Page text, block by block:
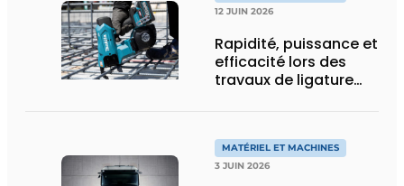
12 JUIN 2026
Rapidité, puissance et
efficacité lors des
travaux de ligature
MATÉRIEL ET MACHINES
3 JUIN 2026